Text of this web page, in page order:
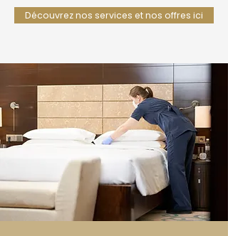
Découvrez nos services et nos offres ici